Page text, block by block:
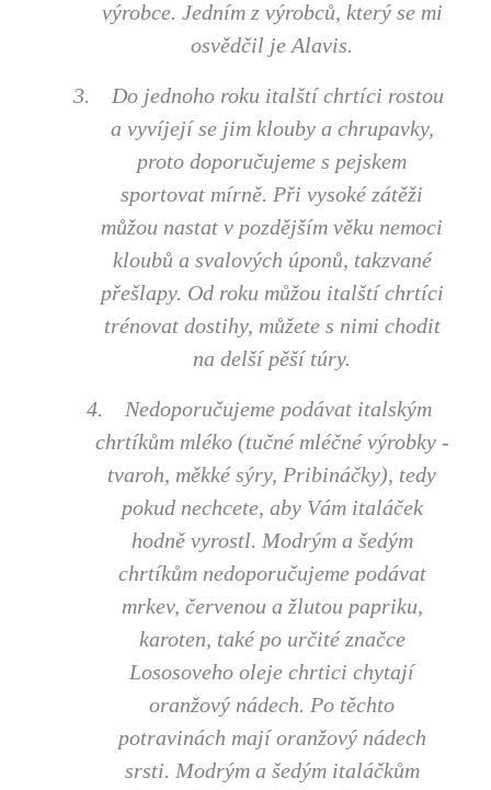
výrobce. Jedním z výrobců, který se mi
osvědčil je Alavis.
3.
Do jednoho roku italští chrtíci rostou
a vyvíjejí se jim klouby a chrupavky,
proto doporučujeme s pejskem
sportovat mírně. Při vysoké zátěži
můžou nastat v pozdějším věku nemoci
kloubů a svalových úponů, takzvané
přešlapy. Od roku můžou italští chrtíci
trénovat dostihy, můžete s nimi chodit
na delší pěší túry.
4.
Nedoporučujeme podávat italským
chrtíkům mléko (tučné mléčné výrobky -
tvaroh, měkké sýry, Pribináčky), tedy
pokud nechcete, aby Vám italáček
hodně vyrostl. Modrým a šedým
chrtíkům nedoporučujeme podávat
mrkev, červenou a žlutou papriku,
karoten, také po určité značce
Lososoveho oleje chrtici chytají
oranžový nádech. Po těchto
potravinách mají oranžový nádech
srsti. Modrým a šedým italáčkům